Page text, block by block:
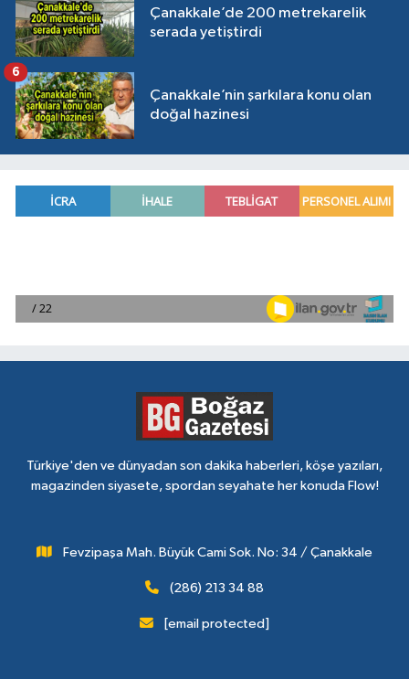
Çanakkale’de 200 metrekarelik
serada yetiştirdi
Çanakkale’nin şarkılara konu olan
doğal hazinesi
6
Türkiye'den ve dünyadan son dakika haberleri, köşe yazıları,
magazinden siyasete, spordan seyahate her konuda Flow!
Fevzipaşa Mah. Büyük Cami Sok. No: 34 / Çanakkale
(286) 213 34 88
[email protected]